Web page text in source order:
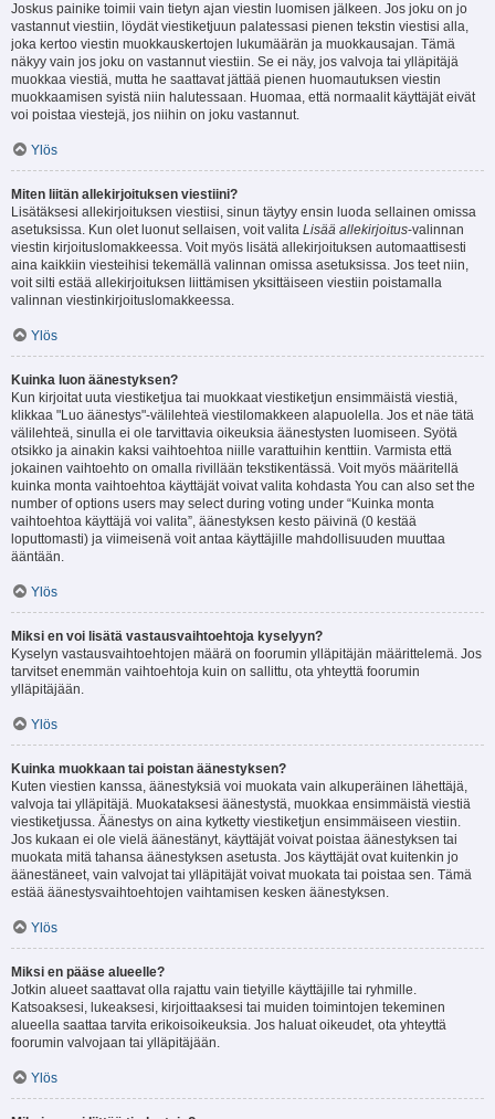
Joskus painike toimii vain tietyn ajan viestin luomisen jälkeen. Jos joku on jo
vastannut viestiin, löydät viestiketjuun palatessasi pienen tekstin viestisi alla,
joka kertoo viestin muokkauskertojen lukumäärän ja muokkausajan. Tämä
näkyy vain jos joku on vastannut viestiin. Se ei näy, jos valvoja tai ylläpitäjä
muokkaa viestiä, mutta he saattavat jättää pienen huomautuksen viestin
muokkaamisen syistä niin halutessaan. Huomaa, että normaalit käyttäjät eivät
voi poistaa viestejä, jos niihin on joku vastannut.
Ylös
Miten liitän allekirjoituksen viestiini?
Lisätäksesi allekirjoituksen viestiisi, sinun täytyy ensin luoda sellainen omissa
asetuksissa. Kun olet luonut sellaisen, voit valita Lisää allekirjoitus-valinnan
viestin kirjoituslomakkeessa. Voit myös lisätä allekirjoituksen automaattisesti
aina kaikkiin viesteihisi tekemällä valinnan omissa asetuksissa. Jos teet niin,
voit silti estää allekirjoituksen liittämisen yksittäiseen viestiin poistamalla
valinnan viestinkirjoituslomakkeessa.
Ylös
Kuinka luon äänestyksen?
Kun kirjoitat uuta viestiketjua tai muokkaat viestiketjun ensimmäistä viestiä,
klikkaa "Luo äänestys"-välilehteä viestilomakkeen alapuolella. Jos et näe tätä
välilehteä, sinulla ei ole tarvittavia oikeuksia äänestysten luomiseen. Syötä
otsikko ja ainakin kaksi vaihtoehtoa niille varattuihin kenttiin. Varmista että
jokainen vaihtoehto on omalla rivillään tekstikentässä. Voit myös määritellä
kuinka monta vaihtoehtoa käyttäjät voivat valita kohdasta You can also set the
number of options users may select during voting under “Kuinka monta
vaihtoehtoa käyttäjä voi valita”, äänestyksen kesto päivinä (0 kestää
loputtomasti) ja viimeisenä voit antaa käyttäjille mahdollisuuden muuttaa
ääntään.
Ylös
Miksi en voi lisätä vastausvaihtoehtoja kyselyyn?
Kyselyn vastausvaihtoehtojen määrä on foorumin ylläpitäjän määrittelemä. Jos
tarvitset enemmän vaihtoehtoja kuin on sallittu, ota yhteyttä foorumin
ylläpitäjään.
Ylös
Kuinka muokkaan tai poistan äänestyksen?
Kuten viestien kanssa, äänestyksiä voi muokata vain alkuperäinen lähettäjä,
valvoja tai ylläpitäjä. Muokataksesi äänestystä, muokkaa ensimmäistä viestiä
viestiketjussa. Äänestys on aina kytketty viestiketjun ensimmäiseen viestiin.
Jos kukaan ei ole vielä äänestänyt, käyttäjät voivat poistaa äänestyksen tai
muokata mitä tahansa äänestyksen asetusta. Jos käyttäjät ovat kuitenkin jo
äänestäneet, vain valvojat tai ylläpitäjät voivat muokata tai poistaa sen. Tämä
estää äänestysvaihtoehtojen vaihtamisen kesken äänestyksen.
Ylös
Miksi en pääse alueelle?
Jotkin alueet saattavat olla rajattu vain tietyille käyttäjille tai ryhmille.
Katsoaksesi, lukeaksesi, kirjoittaaksesi tai muiden toimintojen tekeminen
alueella saattaa tarvita erikoisoikeuksia. Jos haluat oikeudet, ota yhteyttä
foorumin valvojaan tai ylläpitäjään.
Ylös